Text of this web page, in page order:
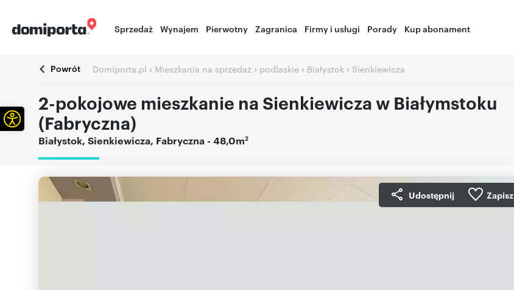
Sprzedaż Wynajem Pierwotny Zagranica Firmy i usługi Porady Kup abonament
Powrót Domiporta.pl › Mieszkania na sprzedaż › podlaskie › Białystok › Sienkiewicza
2-pokojowe mieszkanie na Sienkiewicza w Białymstoku
(Fabryczna)
Białystok, Sienkiewicza, Fabryczna - 48,0m2
Udostępnij Zapisz
Otwórz pasek narzędzi